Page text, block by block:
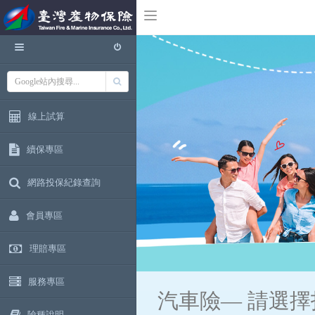
線上試算
續保專區
網路投保紀錄查詢
會員專區
理賠專區
服務專區
汽車險—請選擇